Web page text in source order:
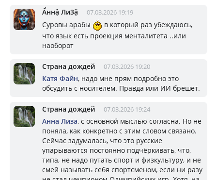
Ẩннậ Ли3ặ 07.03.2026 19:19
Суровы арабы
в который раз убеждаюсь,
что язык есть проекция менталитета ..или
наоборот
Страна дождей 07.03.2026 19:20
Катя Файн, надо мне прям подробно это
обсудить с носителем. Правда или ИИ брешет.
Страна дождей 07.03.2026 19:24
Aнна Лизa, с основной мыслью согласна. Но не
поняла, как конкретно с этим словом связано.
Сейчас задумалась, что это русские
упарываются постоянно подчёркивать, что,
типа, не надо путать спорт и физкультуру, и не
смей называть себя спортсменом, если ни разу